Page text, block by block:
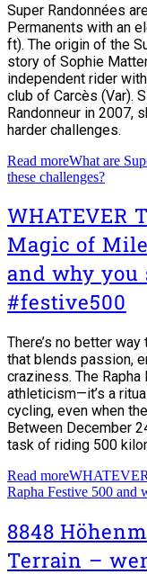
Super Randonnées
Permanents with an
ft). The origin of the
story of Sophie
independent rider
club of Carcès (Var).
Randonneur in 2007,
harder challenges.
Read moreWhat are
these challenges?
WHATEVER
Magic of
and why you
#festive500
There’s no better
that blends passion,
craziness. The
athleticism—it’s a
cycling, even when
Between December
task of riding 500
Read more
Rapha Festive 500 and
8848
Terrain –